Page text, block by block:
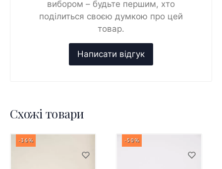
вибором – будьте першим, хто
поділиться своєю думкою про цей
товар.
Схожі товари
-36% -50%